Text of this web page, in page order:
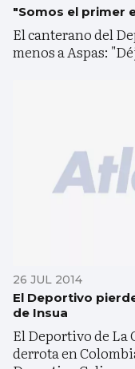
"Somos el primer
El canterano del
menos a Aspas:
26 JUL 2014
El Deportivo
de Insua
El Deportivo de La
derrota en